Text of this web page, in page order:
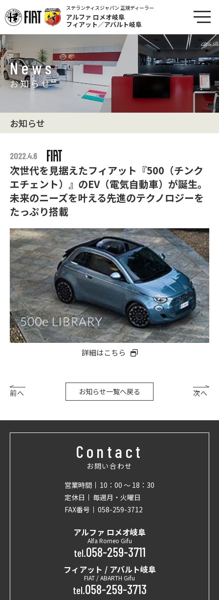
ステランティスジャパン 正規ディーラー
アルファ ロメオ岐阜
フィアット／アバルト岐阜
News
お知らせ
お知らせ
2022.4.6
次世代を見据えたフィアット『500（チンク
エチェント）』のEV（電気自動車）が誕生。
未来のニーズを叶える先進のテクノロジーを
たっぷり搭載
詳細はこちら
前へ お知らせ一覧へ戻る 次へ
Contact
お問い合わせ
営業時間
10：00 〜 18：30
定休日
毎週月・火曜日
FAX番号
058-259-3712
アルファ ロメオ岐阜
Alfa Romeo Gifu
tel.058-259-3711
フィアット / アバルト岐阜
FIAT / ABARTH Gifu
tel.058-259-3713